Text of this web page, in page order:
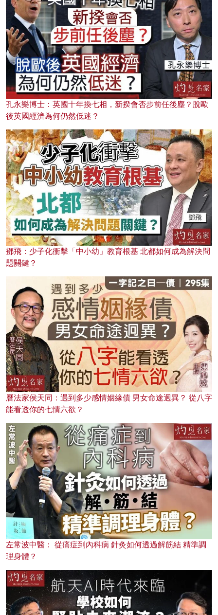
孔永樂博士：英國十年換七相，新揆會否步前任後塵？脫歐
後英國經濟為何仍然低迷？
鄧飛：少子化衝擊「中小幼」教育根基 北都如何成為解決問
題關鍵？
曆法家侯天同：遇到多少感情姻緣債 男女命途迥異？ 從八字
能看透你的七情六欲？
左常波中醫： 從痛症到內科病 針灸如何透過解筋結 精準調
理身體？